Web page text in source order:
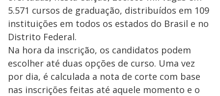
5.571 cursos de graduação, distribuídos em 109
instituições em todos os estados do Brasil e no
Distrito Federal.
Na hora da inscrição, os candidatos podem
escolher até duas opções de curso. Uma vez
por dia, é calculada a nota de corte com base
nas inscrições feitas até aquele momento e o